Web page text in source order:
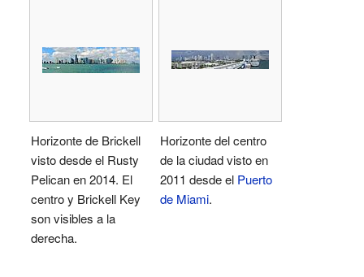
Horizonte de Brickell
visto desde el Rusty
Pelican en 2014. El
centro y Brickell Key
son visibles a la
derecha.
Horizonte del centro
de la ciudad visto en
2011 desde el Puerto
de Miami.